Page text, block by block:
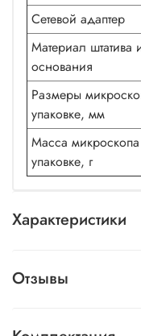
Сетевой адаптер
Материал штатива
основания
Размеры
упаковке, мм
Масса
упаковке, г
Характеристики
Отзывы